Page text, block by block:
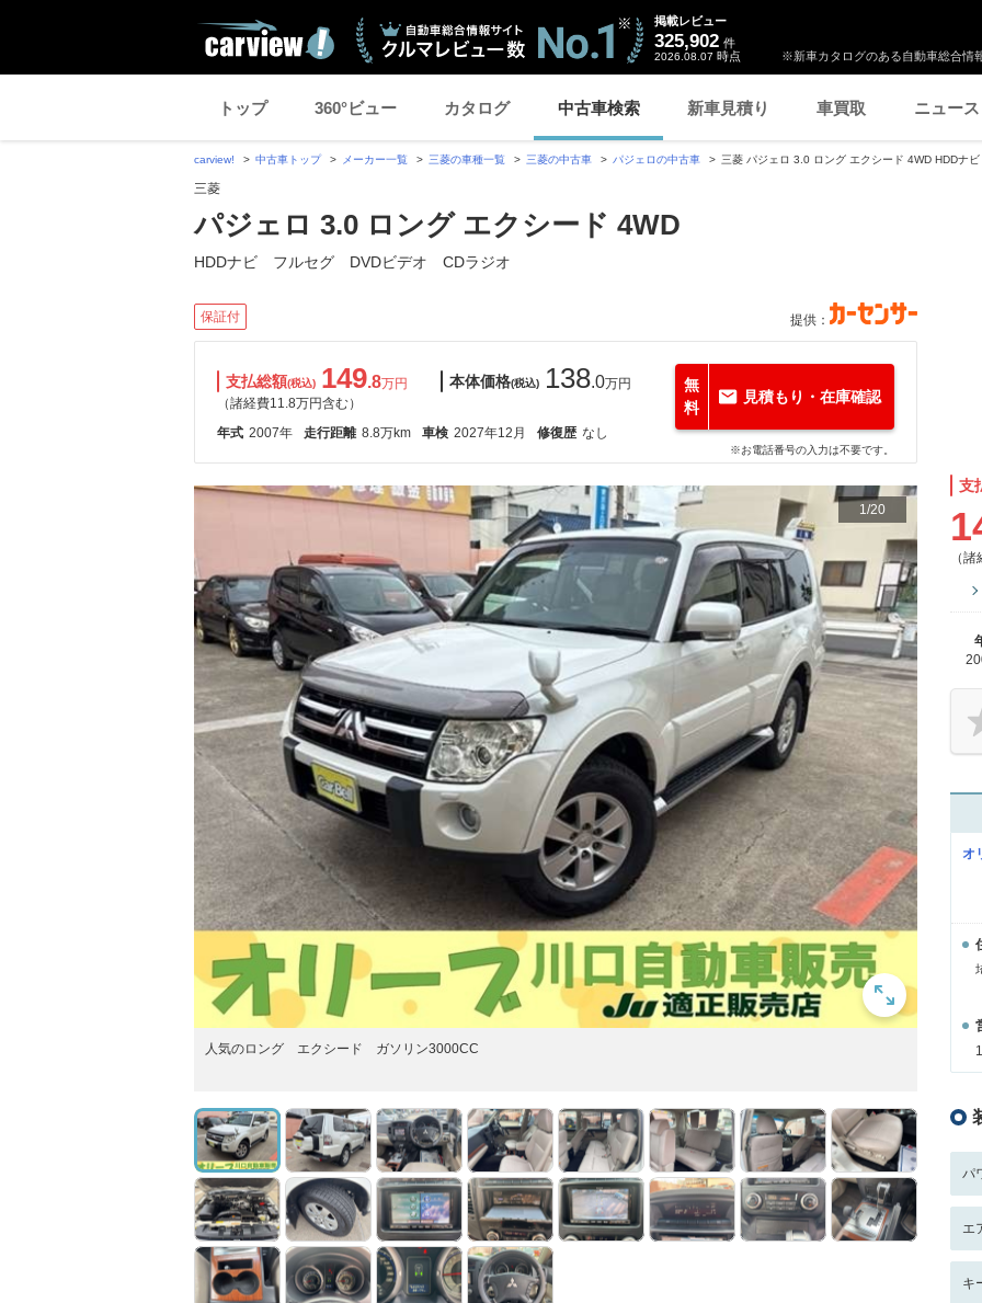
※新車カタログのある自動車総合情
掲載レビュー
325,902 件
2026.08.07 時点
トップ 360°ビュー カタログ 中古車検索 新車見積り 車買取 ニュース
carview! 中古車トップ メーカー一覧 三菱の車種一覧 三菱の中古車 パジェロの中古車 三菱 パジェロ 3.0 ロング エクシード 4WD HDD
三菱
パジェロ 3.0 ロング エクシード 4WD
HDDナビ フルセグ DVDビデオ CDラジオ
保証付 提供：
支払総額(税込) 149.8万円
（諸経費11.8万円含む）
本体価格(税込) 138.0万円
年式 2007年 走行距離 8.8万km 車検 2027年12月 修復歴 なし
無
料
見積もり・在庫確認
※お電話番号の入力は不要です。
1/20
人気のロング エクシード ガソリン3000CC
支
（
オ
パ
エ
キ